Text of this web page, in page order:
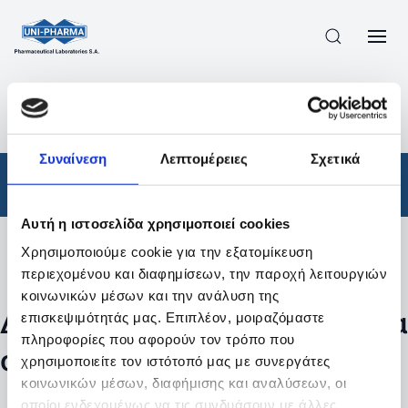
Συναίνεση Λεπτομέρειες Σχετικά
Αυτή η ιστοσελίδα χρησιμοποιεί cookies
Χρησιμοποιούμε cookie για την εξατομίκευση
περιεχομένου και διαφημίσεων, την παροχή λειτουργιών
κοινωνικών μέσων και την ανάλυση της
επισκεψιμότητάς μας. Επιπλέον, μοιραζόμαστε
πληροφορίες που αφορούν τον τρόπο που
χρησιμοποιείτε τον ιστότοπό μας με συνεργάτες
κοινωνικών μέσων, διαφήμισης και αναλύσεων, οι
οποίοι ενδεχομένως να τις συνδυάσουν με άλλες
ΠΡΟΪΟΝΤΑ
ΑΠΟΤΕΛΕΣΜΑΤΑ ΑΝΑΖΗΤΗΣΗΣ
Φάρμακα
Φίλτρα
Δεν βρέθηκαν προϊόντα με τα
συγκεκριμένα φίλτρα